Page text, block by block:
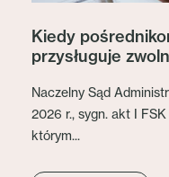
Kiedy
przysługuje
Naczelny Sąd
2026 r., sygn. akt I
którym...